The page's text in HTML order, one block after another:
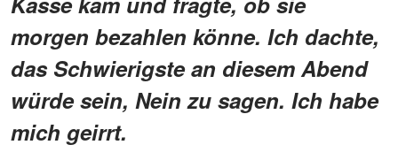
morgen bezahlen könne. Ich dachte,
das Schwierigste an diesem Abend
würde sein, Nein zu sagen. Ich habe
mich geirrt.